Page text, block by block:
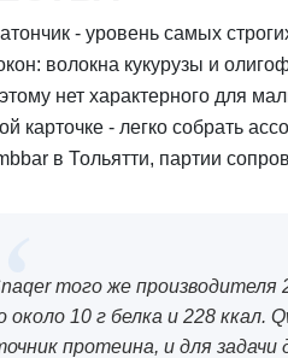
- уровень самых
волокна кукурузы и
нет характерного для
карточке - легко собрать
в Тольятти, партии
того же производителя
около 10 г белка и 228 ккал.
протеина, и для